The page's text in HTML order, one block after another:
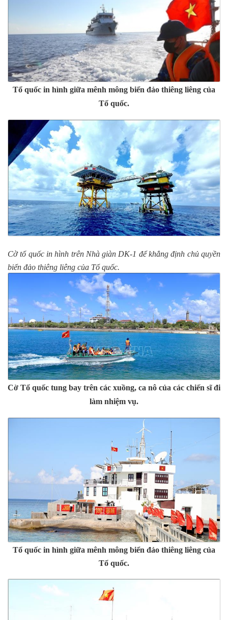
Tổ quốc in hình giữa mênh mông biển đảo thiêng liêng của
Tổ quốc.
Cờ tổ quốc in hình trên Nhà giàn DK-1 để khẳng định chủ quyền
biển đảo thiêng liêng của Tổ quốc.
Cờ Tổ quốc tung bay trên các xuồng, ca nô của các chiến sĩ đi
làm nhiệm vụ.
Tổ quốc in hình giữa mênh mông biển đảo thiêng liêng của
Tổ quốc.